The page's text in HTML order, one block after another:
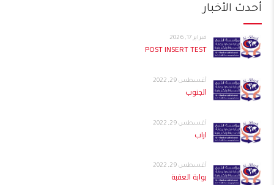
أحدث الأخبار
فبراير 17, 2026
POST INSERT TEST
أغسطس 29, 2022
الجنوب
أغسطس 29, 2022
اراب
أغسطس 29, 2022
بوابة العقبة